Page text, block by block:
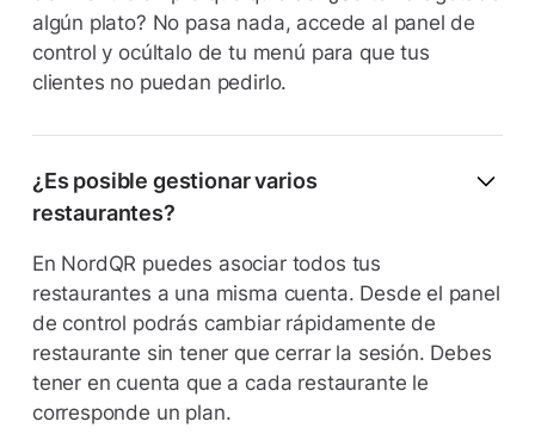
algún plato? No pasa nada, accede al panel de
control y ocúltalo de tu menú para que tus
clientes no puedan pedirlo.
¿Es posible gestionar varios
restaurantes?
En NordQR puedes asociar todos tus
restaurantes a una misma cuenta. Desde el panel
de control podrás cambiar rápidamente de
restaurante sin tener que cerrar la sesión. Debes
tener en cuenta que a cada restaurante le
corresponde un plan.